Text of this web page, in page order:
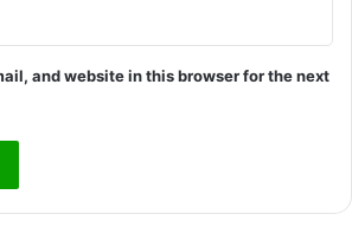
and website in this browser for the next